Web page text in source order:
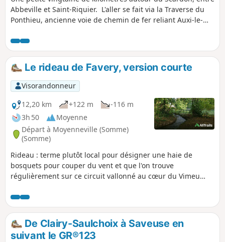
Abbeville et Saint-Riquier. L'aller se fait via la Traverse du
Ponthieu, ancienne voie de chemin de fer reliant Auxi-le-
la vallée.
Le rideau de Favery, version courte
Visorandonneur
12,20 km
+122 m
-116 m
3h 50
Moyenne
Départ à Moyenneville (Somme)
(Somme)
Rideau : terme plutôt local pour désigner une haie de
bosquets pour couper du vent et que l'on trouve
régulièrement sur ce circuit vallonné au cœur du Vimeu
près du manoir de Chaussoy qu'il ne faut pas manquer
d'admirer, avant d'entreprendre une belle grimpette en
sous-bois. Ce circuit est balisé par le département, cette
version est raccourcie.
De Clairy-Saulchoix à Saveuse en
suivant le GR®123